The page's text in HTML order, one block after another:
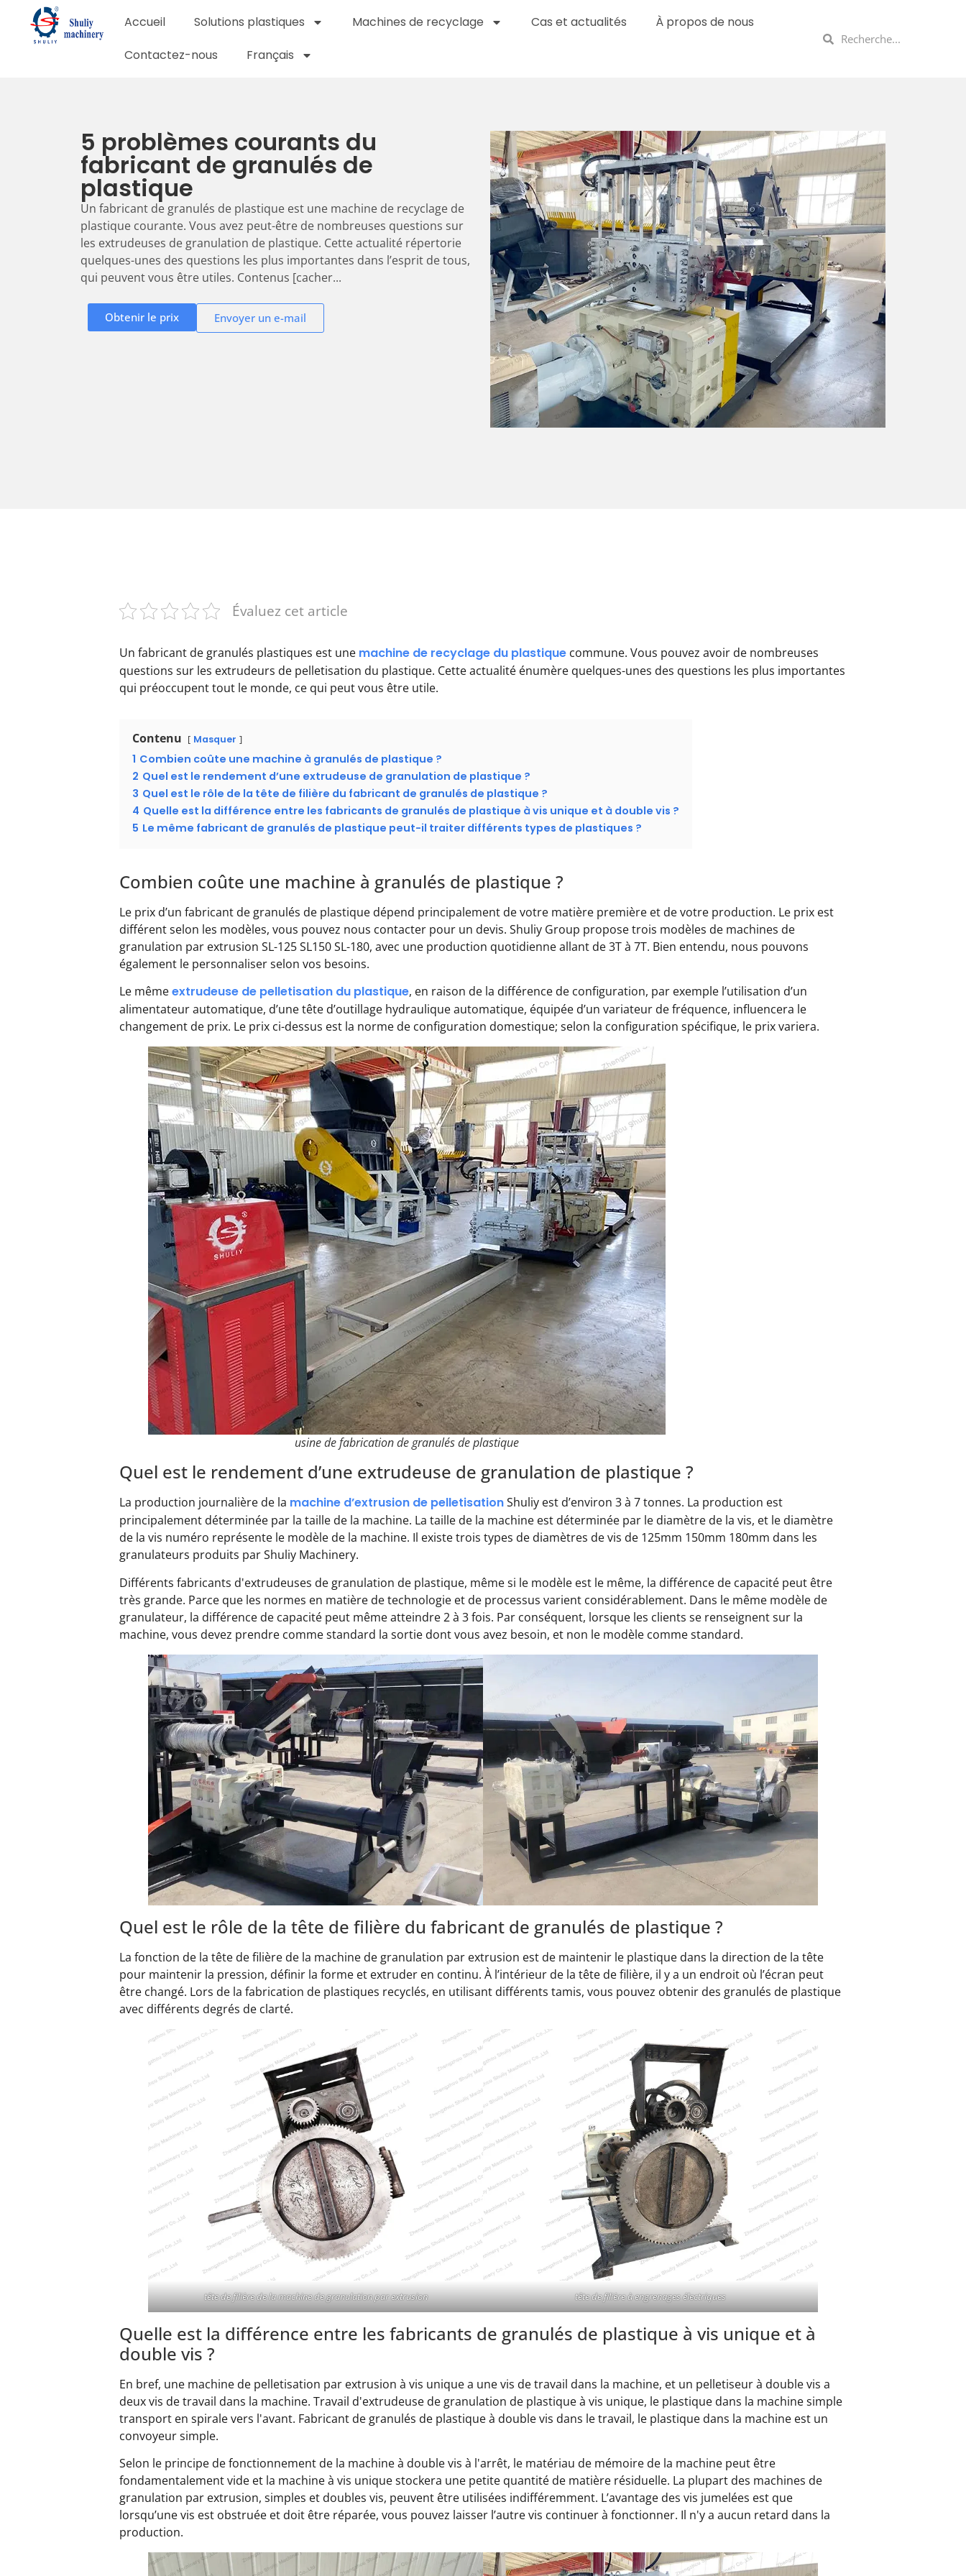
Accueil Solutions plastiques Machines de recyclage Cas et actualités
À propos de nous
Contactez-nous
Français
5 problèmes courants du
fabricant de granulés de
plastique
Un fabricant de granulés de plastique est une machine de recyclage de
plastique courante. Vous avez peut-être de nombreuses questions sur
les extrudeuses de granulation de plastique. Cette actualité répertorie
quelques-unes des questions les plus importantes dans l’esprit de tous,
qui peuvent vous être utiles. Contenus [cacher...
Obtenir le prix Envoyer un e-mail
Évaluez cet article
Un fabricant de granulés plastiques est une machine de recyclage du plastique commune. Vous pouvez avoir de nombreuses
questions sur les extrudeurs de pelletisation du plastique. Cette actualité énumère quelques-unes des questions les plus importantes
qui préoccupent tout le monde, ce qui peut vous être utile.
Contenu Masquer
1 Combien coûte une machine à granulés de plastique ?
2 Quel est le rendement d’une extrudeuse de granulation de plastique ?
3 Quel est le rôle de la tête de filière du fabricant de granulés de plastique ?
4 Quelle est la différence entre les fabricants de granulés de plastique à vis unique et à double vis ?
5 Le même fabricant de granulés de plastique peut-il traiter différents types de plastiques ?
Combien coûte une machine à granulés de plastique ?
Le prix d’un fabricant de granulés de plastique dépend principalement de votre matière première et de votre production. Le prix est
différent selon les modèles, vous pouvez nous contacter pour un devis. Shuliy Group propose trois modèles de machines de
granulation par extrusion SL-125 SL150 SL-180, avec une production quotidienne allant de 3T à 7T. Bien entendu, nous pouvons
également le personnaliser selon vos besoins.
Le mêmeextrudeuse de pelletisation du plastique, en raison de la différence de configuration, par exemple l’utilisation d’un
alimentateur automatique, d’une tête d’outillage hydraulique automatique, équipée d’un variateur de fréquence, influencera le
changement de prix. Le prix ci-dessus est la norme de configuration domestique; selon la configuration spécifique, le prix variera.
usine de fabrication de granulés de plastique
Quel est le rendement d’une extrudeuse de granulation de plastique ?
La production journalière de la machine d’extrusion de pelletisationShuliy est d’environ 3 à 7 tonnes. La production est
principalement déterminée par la taille de la machine. La taille de la machine est déterminée par le diamètre de la vis, et le diamètre
de la vis numéro représente le modèle de la machine. Il existe trois types de diamètres de vis de 125mm 150mm 180mm dans les
granulateurs produits par Shuliy Machinery.
Différents fabricants d'extrudeuses de granulation de plastique, même si le modèle est le même, la différence de capacité peut être
très grande. Parce que les normes en matière de technologie et de processus varient considérablement. Dans le même modèle de
granulateur, la différence de capacité peut même atteindre 2 à 3 fois. Par conséquent, lorsque les clients se renseignent sur la
machine, vous devez prendre comme standard la sortie dont vous avez besoin, et non le modèle comme standard.
Quel est le rôle de la tête de filière du fabricant de granulés de plastique ?
La fonction de la tête de filière de la machine de granulation par extrusion est de maintenir le plastique dans la direction de la tête
pour maintenir la pression, définir la forme et extruder en continu. À l’intérieur de la tête de filière, il y a un endroit où l’écran peut
être changé. Lors de la fabrication de plastiques recyclés, en utilisant différents tamis, vous pouvez obtenir des granulés de plastique
avec différents degrés de clarté.
tête de filière de la machine de granulation par extrusion tête de filière à engrenages électriques
Quelle est la différence entre les fabricants de granulés de plastique à vis unique et à
double vis ?
En bref, une machine de pelletisation par extrusion à vis unique a une vis de travail dans la machine, et un pelletiseur à double vis a
deux vis de travail dans la machine. Travail d'extrudeuse de granulation de plastique à vis unique, le plastique dans la machine simple
transport en spirale vers l'avant. Fabricant de granulés de plastique à double vis dans le travail, le plastique dans la machine est un
convoyeur simple.
Selon le principe de fonctionnement de la machine à double vis à l'arrêt, le matériau de mémoire de la machine peut être
fondamentalement vide et la machine à vis unique stockera une petite quantité de matière résiduelle. La plupart des machines de
granulation par extrusion, simples et doubles vis, peuvent être utilisées indifféremment. L’avantage des vis jumelées est que
lorsqu’une vis est obstruée et doit être réparée, vous pouvez laisser l’autre vis continuer à fonctionner. Il n'y a aucun retard dans la
production.